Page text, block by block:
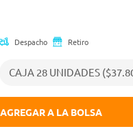
Despacho Retiro
AGREGAR A LA BOLSA